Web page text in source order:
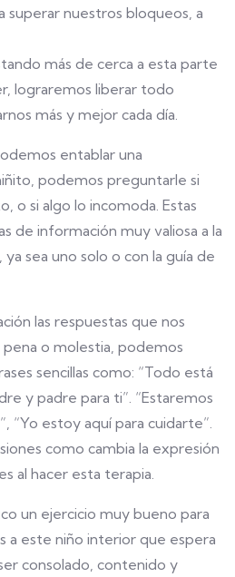
superar nuestros bloqueos, a
más de cerca a esta parte
lograremos liberar todo
más y mejor cada día.
entablar una
podemos preguntarle si
o si algo lo incomoda. Estas
de información muy valiosa a la
ya sea uno solo o con la guía de
las respuestas que nos
o molestia, podemos
sencillas como: “Todo está
y padre para ti”. “Estaremos
“Yo estoy aquí para cuidarte”.
como cambia la expresión
al hacer esta terapia.
un ejercicio muy bueno para
a este niño interior que espera
consolado, contenido y